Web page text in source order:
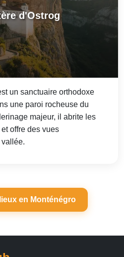
d'Ostrog
un sanctuaire orthodoxe
une paroi rocheuse du
majeur, il abrite les
offre des vues
en Monténégro